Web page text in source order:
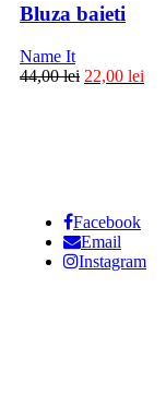
Bluza baieti
Name It
44,00lei 22,00 lei
Facebook
Email
Instagram